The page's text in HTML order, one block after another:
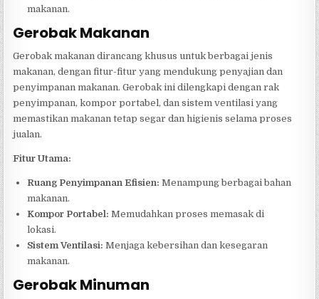
makanan.
Gerobak Makanan
Gerobak makanan dirancang khusus untuk berbagai jenis
makanan, dengan fitur-fitur yang mendukung penyajian dan
penyimpanan makanan. Gerobak ini dilengkapi dengan rak
penyimpanan, kompor portabel, dan sistem ventilasi yang
memastikan makanan tetap segar dan higienis selama proses
jualan.
Fitur Utama:
Ruang Penyimpanan Efisien: Menampung berbagai bahan
makanan.
Kompor Portabel: Memudahkan proses memasak di
lokasi.
Sistem Ventilasi: Menjaga kebersihan dan kesegaran
makanan.
Gerobak Minuman